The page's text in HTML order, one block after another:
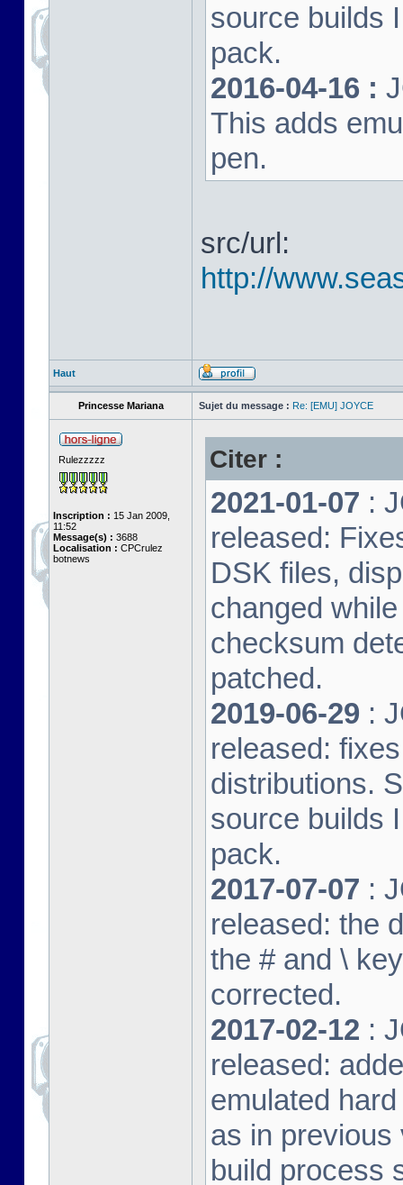
source builds
pack.
2016-04-16 :
This adds
pen.
src/url:
http://
Haut
Princesse Mariana Sujet du message : Re: [EMU] JOYCE
Rulezzzzz
Inscription : 15 Jan 2009,
11:52
Message(s) : 3688
Localisation : CPCrulez
botnews
Citer :
2021-01-07 :
released:
DSK files,
changed
checksum
patched.
2019-06-29 :
released:
distributions.
source builds
pack.
2017-07-07 :
released: the
the # and \
corrected.
2017-02-12 :
released:
emulated
as in previous
build process